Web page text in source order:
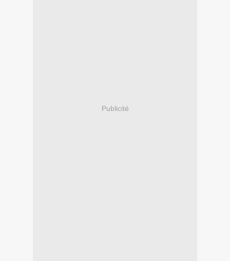
Publicité